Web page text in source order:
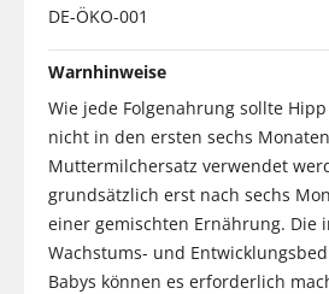
DE-ÖKO-001
Warnhinweise
Wie jede Folgenahrung sollte
nicht in den ersten sechs
Muttermilchersatz verwendet
grundsätzlich erst nach sechs
einer gemischten Ernährung. Die
Wachstums- und
Babys können es erforderlich